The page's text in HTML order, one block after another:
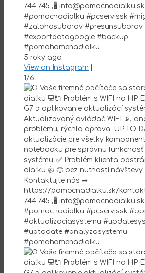
744 745 ,🖥 info@pomocnadialku.sk
#pomocnadialku #pcservissk
#zalohasuborov #presunsuborov
#exportdatagoogle #backup
#pomahamenadialku
5 roky ago
View on Instagram |
1/6